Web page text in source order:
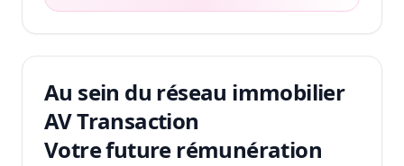
Au sein du réseau immobilier
AV Transaction
Votre future rémunération